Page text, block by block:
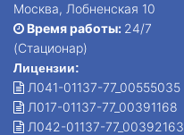
Москва, Лобненская 10
Время работы: 24/7
(Стационар)
Лицензии:
Л041-01137-77_00555035
Л017-01137-77_00391168
Л042-01137-77_00392163